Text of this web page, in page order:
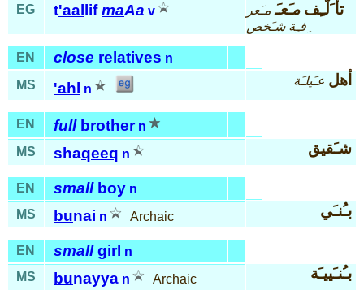
EG t'aal lifmaAa v تأ َلّـِفمـَعـَ مـَعر
ِفـِة شـَخص
EN close relatives n
MS
'ahl n
أهل عـَيلـَة
EN fullbrother n
MS
shaqeeq n شـَقيق
EN smallboy n
MS
bunai n Archaic بـُنـَي
EN smallgirl n
MS
bunayya n Archaic بـُنـَييـَة